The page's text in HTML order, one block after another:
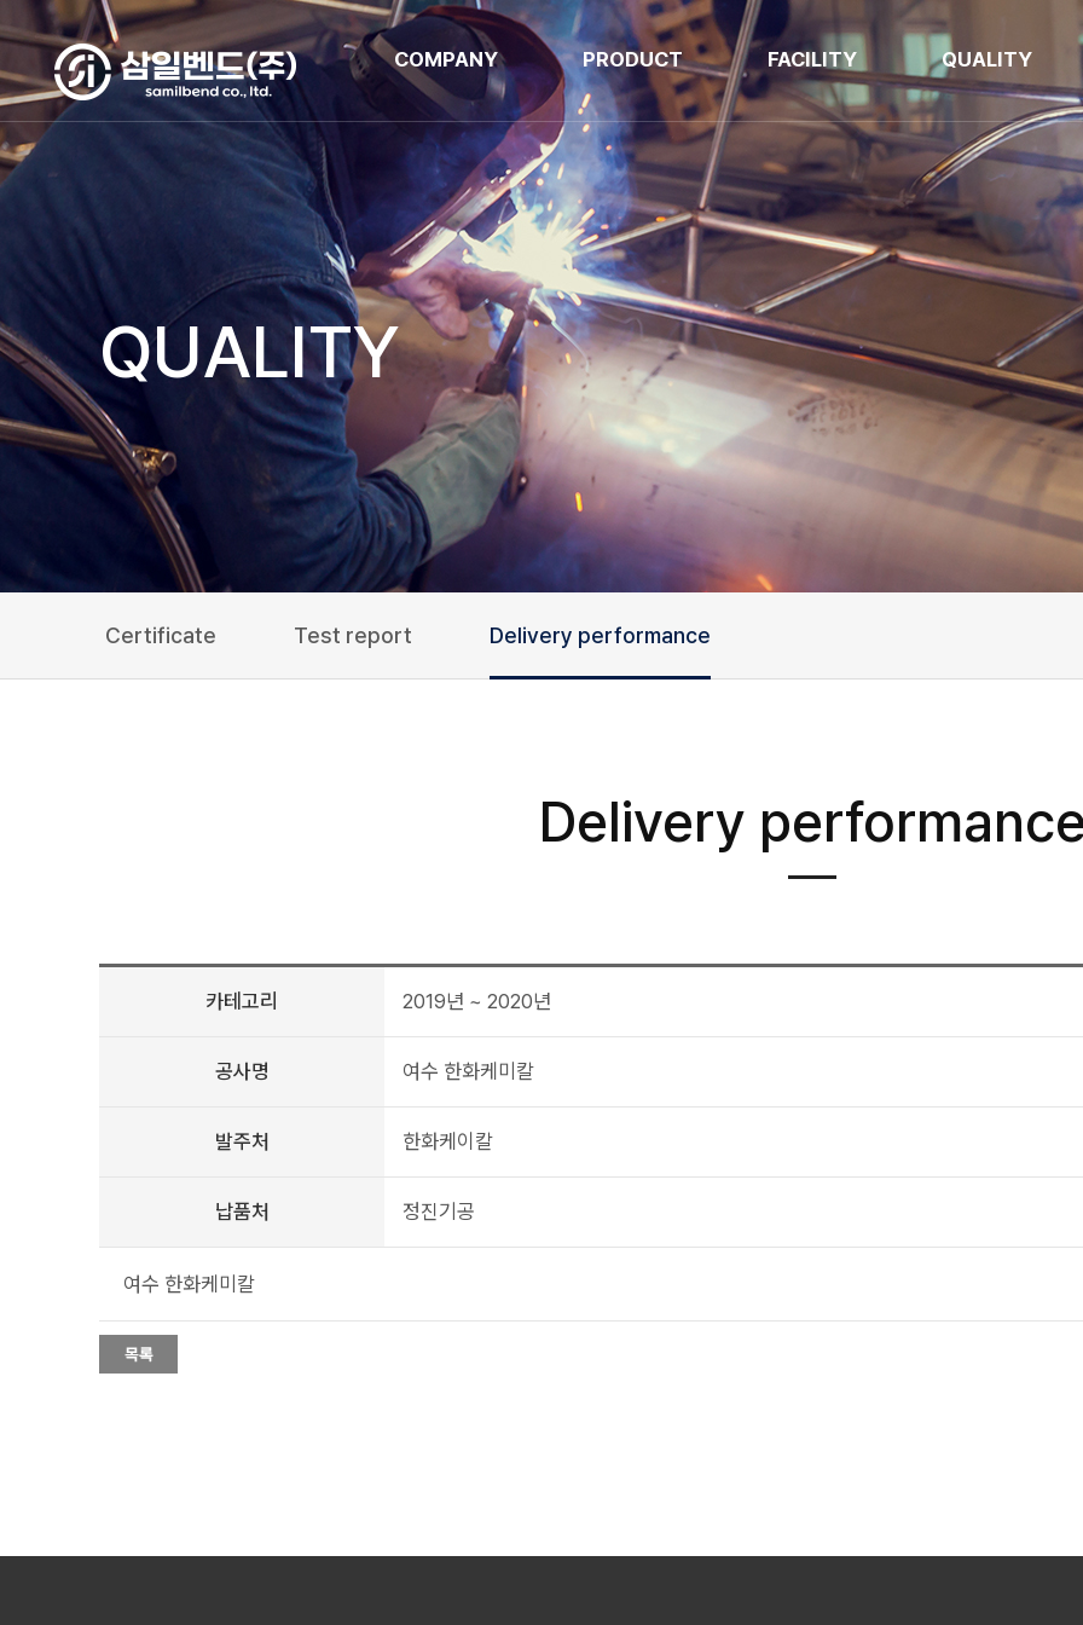
COMPANY PRODUCT FACILITY QUALITY
QUALITY
Certificate Test report Delivery performance
Delivery
카테고리 2019년 ~ 2020년
공사명 여수 한화케미칼
발주처 한화케이칼
납품처 정진기공
여수 한화케미칼